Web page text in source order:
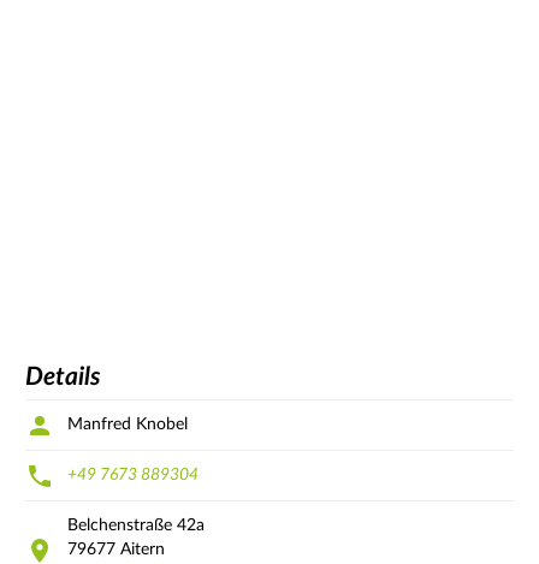
Details
Manfred Knobel
+49 7673 889304
Belchenstraße 42a
79677 Aitern